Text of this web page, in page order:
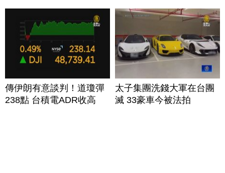
傳伊朗有意談判！道瓊彈
238點 台積電ADR收高
太子集團洗錢大軍在台團
滅 33豪車今被法拍